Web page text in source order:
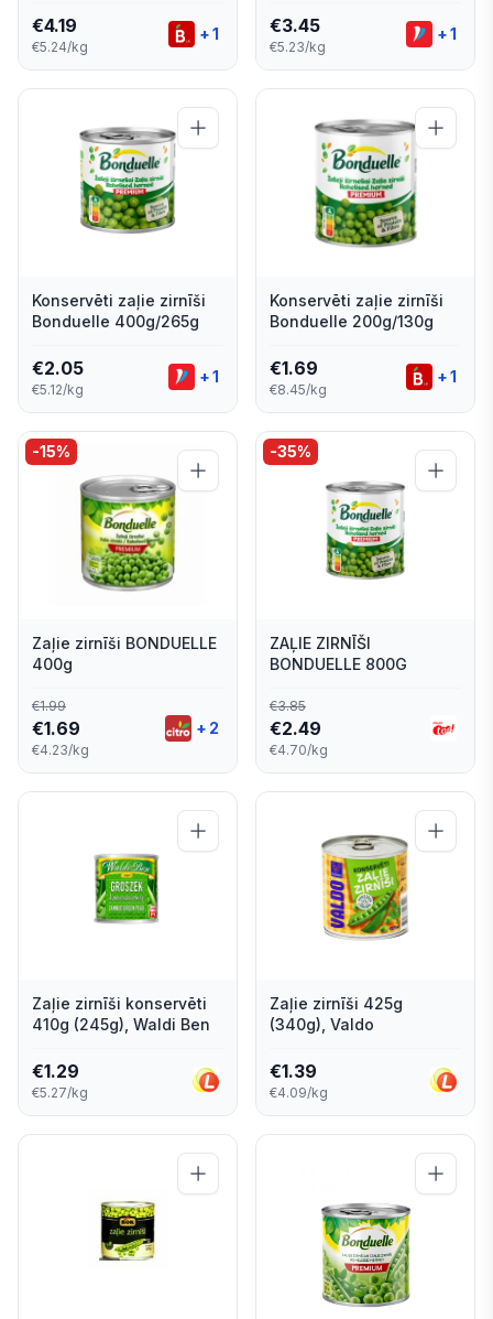
€4.19
€5.24/kg
+1 €3.45
€5.23/kg
+1
Konservēti zaļie zirnīši
Bonduelle 400g/265g
€2.05
€5.12/kg
+1
Konservēti zaļie zirnīši
Bonduelle 200g/130g
€1.69
€8.45/kg
+1
-15%
Zaļie zirnīši BONDUELLE
400g
€1.99
€1.69
€4.23/kg
+ 2
-35%
ZAĻIE ZIRNĪŠI
BONDUELLE 800G
€3.85
€2.49
€4.70/kg
Zaļie zirnīši konservēti
410g (245g), Waldi Ben
€1.29
€5.27/kg
Zaļie zirnīši 425g
(340g), Valdo
€1.39
€4.09/kg